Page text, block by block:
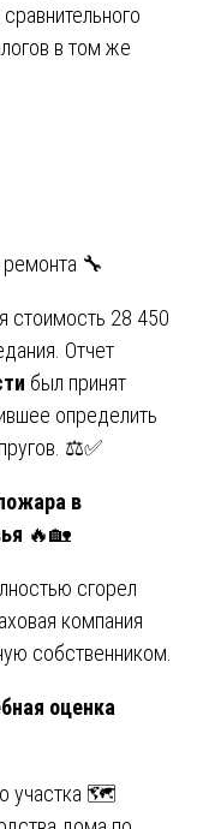
в том же
ремонта 🔧
стоимость 28 450
Отчет
был принят
определить
⚖️✅
в
🔥🏡
сгорел
компания
собственником.
оценка
участка 🗺️